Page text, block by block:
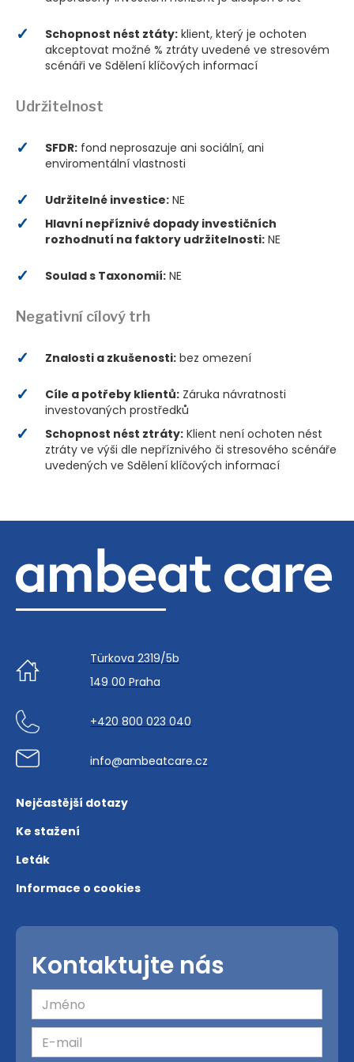
Schopnost nést ztáty: klient, který je ochoten
akceptovat možné % ztráty uvedené ve stresovém
scénáři ve Sdělení klíčových informací
Udržitelnost
SFDR: fond neprosazuje ani sociální, ani
enviromentální vlastnosti
Udržitelné investice: NE
Hlavní nepříznivé dopady investičních
rozhodnutí na faktory udržitelnosti: NE
Soulad s Taxonomií: NE
Negativní cílový trh
Znalosti a zkušenosti: bez omezení
Cíle a potřeby klientů: Záruka návratnosti
investovaných prostředků
Schopnost nést ztráty: Klient není ochoten nést
ztráty ve výši dle nepříznivého či stresového scénáře
uvedených ve Sdělení klíčových informací
Türkova 2319/5b
149 00 Praha
+420 800 023 040
info@ambeatcare.cz
Nejčastější dotazy
Ke stažení
Leták
Informace o cookies
Kontaktujte nás